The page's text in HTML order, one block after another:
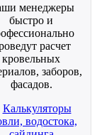
менеджеры
быстро и
расчет
кровельных
заборов,
фасадов.